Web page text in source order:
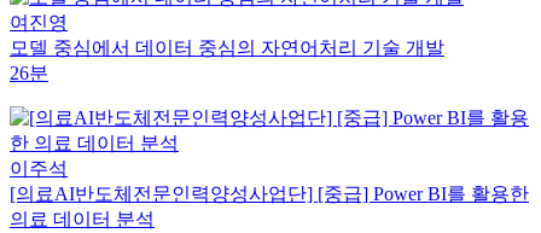
여진영
모델 중심에서 데이터 중심의 자연어처리 기술 개발
26분
이주석
[의료AI반도체전문인력양성사업단] [중급] Power BI를 활용한
의료 데이터 분석